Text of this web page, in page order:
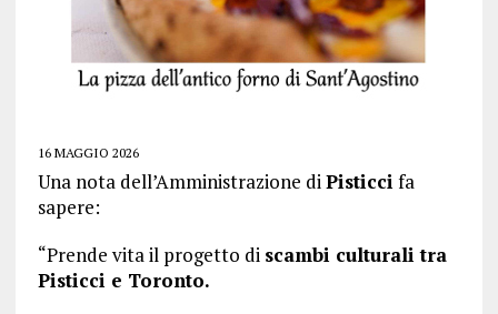
16 MAGGIO 2026
Una nota dell’Amministrazione diPisticci fa
sapere:
“Prende vita il progetto di scambi culturali tra
Pisticci e Toronto.